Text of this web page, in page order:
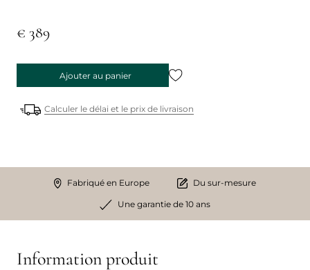
€ 389
Ajouter au panier
Calculer le délai et le prix de livraison
Fabriqué en Europe Du sur-mesure
Une garantie de 10 ans
Information produit